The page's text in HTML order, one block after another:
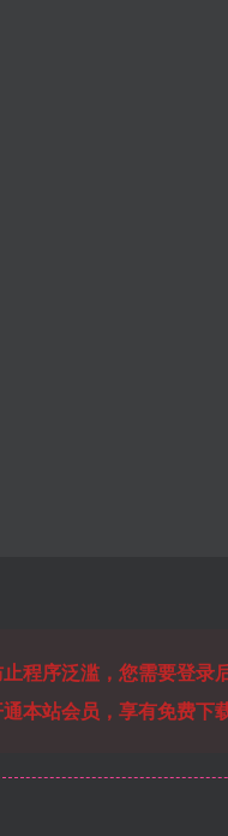
程序泛滥，您需要登录
本站会员，享有免费下